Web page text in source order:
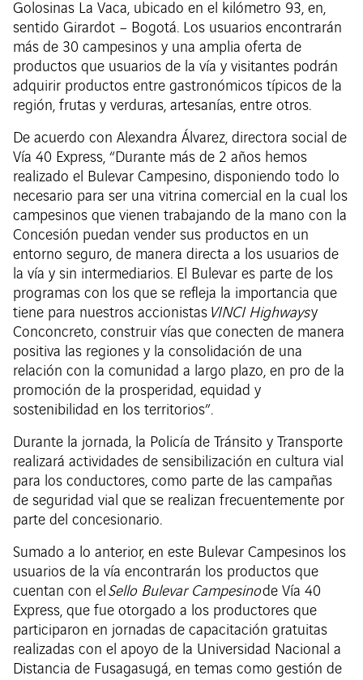
Golosinas La Vaca, ubicado en el kilómetro 93, en,
sentido Girardot – Bogotá. Los usuarios encontrarán
más de 30 campesinos y una amplia oferta de
productos que usuarios de la vía y visitantes podrán
adquirir productos entre gastronómicos típicos de la
región, frutas y verduras, artesanías, entre otros.
De acuerdo con Alexandra Álvarez, directora social de
Vía 40 Express, “Durante más de 2 años hemos
realizado el Bulevar Campesino, disponiendo todo lo
necesario para ser una vitrina comercial en la cual los
campesinos que vienen trabajando de la mano con la
Concesión puedan vender sus productos en un
entorno seguro, de manera directa a los usuarios de
la vía y sin intermediarios. El Bulevar es parte de los
programas con los que se refleja la importancia que
tiene para nuestros accionistas VINCI Highwaysy
Conconcreto, construir vías que conecten de manera
positiva las regiones y la consolidación de una
relación con la comunidad a largo plazo, en pro de la
promoción de la prosperidad, equidad y
sostenibilidad en los territorios”.
Durante la jornada, la Policía de Tránsito y Transporte
realizará actividades de sensibilización en cultura vial
para los conductores, como parte de las campañas
de seguridad vial que se realizan frecuentemente por
parte del concesionario.
Sumado a lo anterior, en este Bulevar Campesinos los
usuarios de la vía encontrarán los productos que
cuentan con el Sello Bulevar Campesinode Vía 40
Express, que fue otorgado a los productores que
participaron en jornadas de capacitación gratuitas
realizadas con el apoyo de la Universidad Nacional a
Distancia de Fusagasugá, en temas como gestión de